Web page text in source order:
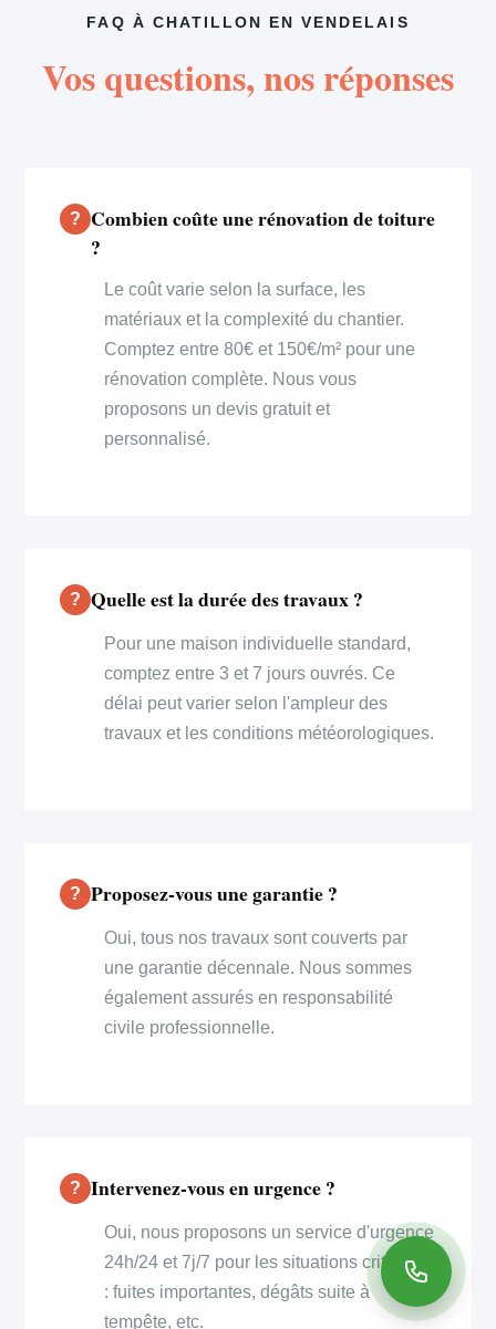
FAQ À CHATILLON EN VENDELAIS
Vos questions, nos réponses
Combien coûte une rénovation de toiture
?
Le coût varie selon la surface, les
matériaux et la complexité du chantier.
Comptez entre 80€ et 150€/m² pour une
rénovation complète. Nous vous
proposons un devis gratuit et
personnalisé.
Quelle est la durée des travaux ?
Pour une maison individuelle standard,
comptez entre 3 et 7 jours ouvrés. Ce
délai peut varier selon l'ampleur des
travaux et les conditions météorologiques.
Proposez-vous une garantie ?
Oui, tous nos travaux sont couverts par
une garantie décennale. Nous sommes
également assurés en responsabilité
civile professionnelle.
Intervenez-vous en urgence ?
Oui, nous proposons un service d'urgence
24h/24 et 7j/7 pour les situations critiques
: fuites importantes, dégâts suite à
tempête, etc.